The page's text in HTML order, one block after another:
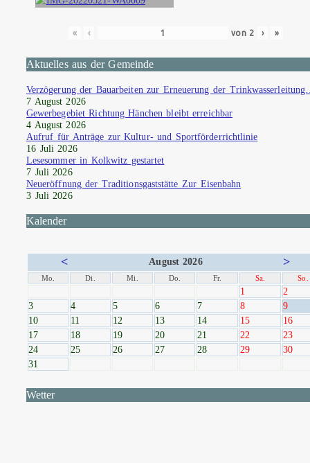
« ‹ von 2 › »
Aktuelles aus der Gemeinde
Verzögerung der Bauarbeiten zur Erneuerung der
7 August 2026
Gewerbegebiet Richtung Hänchen bleibt erreichbar
4 August 2026
Aufruf für Anträge zur Kultur- und Sportförderrichtlinie
16 Juli 2026
Lesesommer in Kolkwitz gestartet
7 Juli 2026
Neueröffnung der Traditionsgaststätte Zur Eisenbahn
3 Juli 2026
Kalender
< August 2026 >
Mo. Di. Mi. Do. Fr. Sa. So.
1
2
3
4 5 6 7 8
9
10
11 12 13 14 15
16
17
18 19 20 21 22
23
24
25 26 27 28 29
30
31
Wetter